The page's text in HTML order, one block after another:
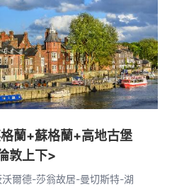
格蘭+蘇格蘭+高地古堡
敦上下>
爾德-莎翁故居-曼切斯特-湖